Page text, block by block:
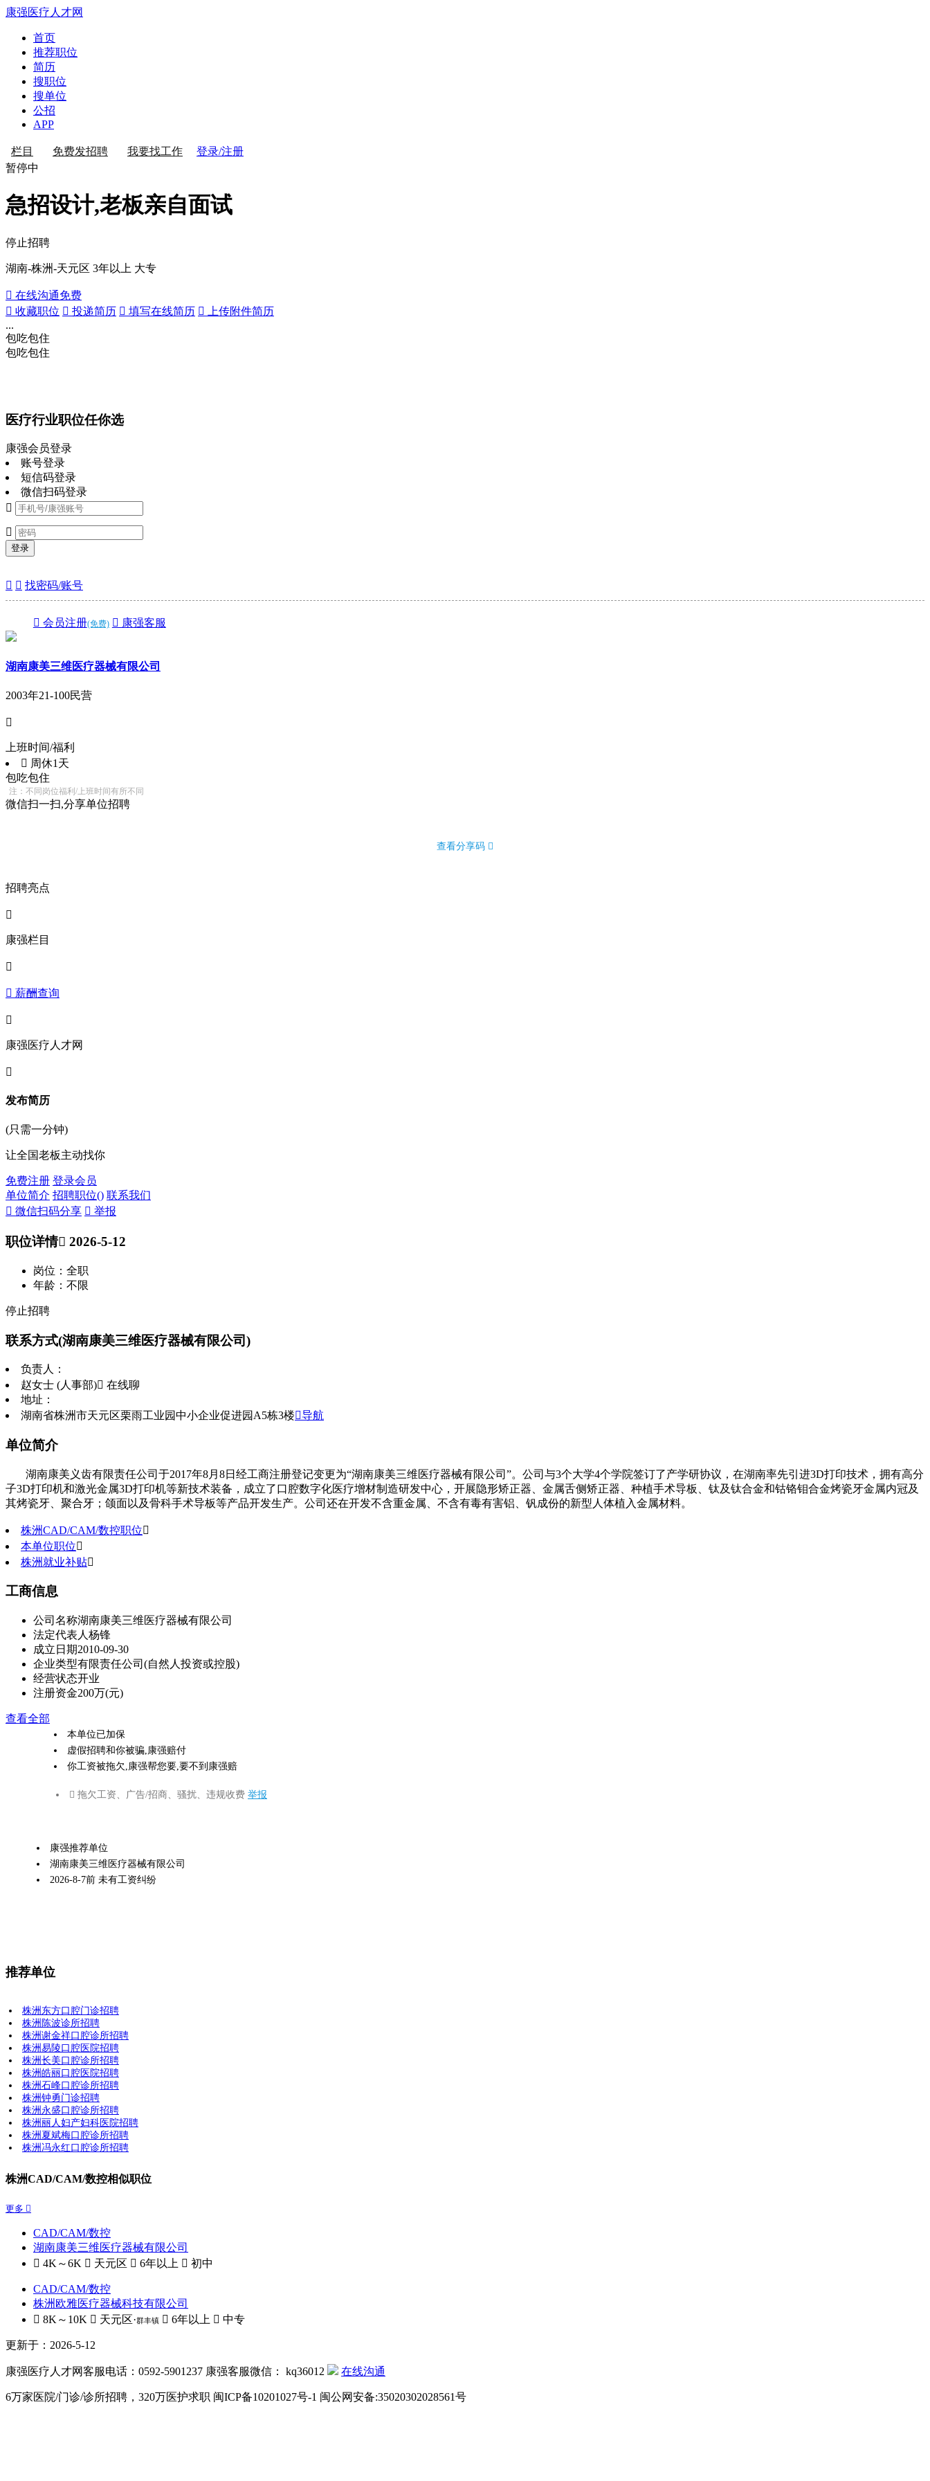
康强医疗人才网
首页
推荐职位
简历
搜职位
搜单位
公招
APP
栏目 免费发招聘 我要找工作
登录/注册
暂停中
急招设计,老板亲自面试
停止招聘
湖南-株洲-天元区 3年以上 大专
 在线沟通免费
 收藏职位  投递简历  填写在线简历  上传附件简历
...
包吃包住
包吃包住
医疗行业职位任你选
康强会员登录
账号登录
短信码登录
微信扫码登录


登录
  找密码/账号
 会员注册(免费)  康强客服
湖南康美三维医疗器械有限公司
2003年21-100民营

上班时间/福利
 周休1天
包吃包住
注：不同岗位福利/上班时间有所不同
微信扫一扫,分享单位招聘
查看分享码 
招聘亮点

康强栏目

 薪酬查询

康强医疗人才网

发布简历
(只需一分钟)
让全国老板主动找你
免费注册 登录会员
单位简介 招聘职位() 联系我们
 微信扫码分享  举报
职位详情 2026-5-12
岗位：全职
年龄：不限
停止招聘
联系方式(湖南康美三维医疗器械有限公司)
负责人：
赵女士 (人事部) 在线聊
地址：
湖南省株洲市天元区栗雨工业园中小企业促进园A5栋3楼导航
单位简介
湖南康美义齿有限责任公司于2017年8月8日经工商注册登记变更为“湖南康美三维医疗器械有限公司”。公司与3个大学4个学院签订了产学研协议，在湖南率先引进3D打印技术，拥有高分
子3D打印机和激光金属3D打印机等新技术装备，成立了口腔数字化医疗增材制造研发中心，开展隐形矫正器、金属舌侧矫正器、种植手术导板、钛及钛合金和钴铬钼合金烤瓷牙金属内冠及
其烤瓷牙、聚合牙；颌面以及骨科手术导板等产品开发生产。公司还在开发不含重金属、不含有毒有害铝、钒成份的新型人体植入金属材料。
株洲CAD/CAM/数控职位
本单位职位
株洲就业补贴
工商信息
公司名称湖南康美三维医疗器械有限公司
法定代表人 杨锋
成立日期2010-09-30
企业类型有限责任公司(自然人投资或控股)
经营状态开业
注册资金200万(元)
查看全部
本单位已加保
虚假招聘和你被骗,康强赔付
你工资被拖欠,康强帮您要,要不到康强赔
 拖欠工资、广告/招商、骚扰、违规收费 举报
康强推荐单位
湖南康美三维医疗器械有限公司
2026-8-7前 未有工资纠纷
推荐单位
株洲东方口腔门诊招聘
株洲陈波诊所招聘
株洲谢金祥口腔诊所招聘
株洲易陵口腔医院招聘
株洲长美口腔诊所招聘
株洲皓丽口腔医院招聘
株洲石峰口腔诊所招聘
株洲钟勇门诊招聘
株洲永盛口腔诊所招聘
株洲丽人妇产妇科医院招聘
株洲夏斌梅口腔诊所招聘
株洲冯永红口腔诊所招聘
株洲CAD/CAM/数控相似职位
更多 
CAD/CAM/数控
湖南康美三维医疗器械有限公司
 4K～6K  天元区  6年以上  初中
CAD/CAM/数控
株洲欧雅医疗器械科技有限公司
 8K～10K  天元区·群丰镇  6年以上  中专
更新于：2026-5-12
康强医疗人才网客服电话：0592-5901237 康强客服微信： kq36012 在线沟通
6万家医院/门诊/诊所招聘，320万医护求职 闽ICP备10201027号-1 闽公网安备:35020302028561号